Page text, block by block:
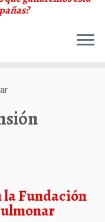
la Fundación